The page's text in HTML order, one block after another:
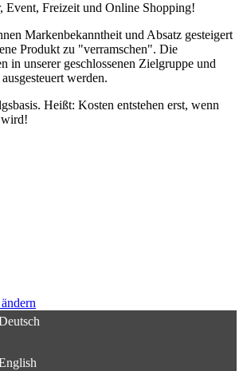
Event, Freizeit und Online Shopping!
Markenbekanntheit und Absatz gesteigert
Produkt zu "verramschen". Die
in unserer geschlossenen Zielgruppe und
werden.
Heißt: Kosten entstehen erst, wenn
wird!